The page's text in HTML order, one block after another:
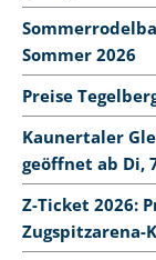
Sommer 2026
Preise
Kaunertaler
geöffnet ab Di,
Z-Ticket 2026:
Zugspitzarena-